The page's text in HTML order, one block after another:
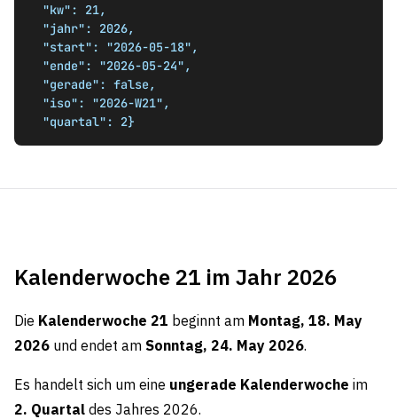
  "quartal": 2}
Kalenderwoche 21 im Jahr 2026
Die Kalenderwoche 21 beginnt am Montag, 18. May
2026 und endet am Sonntag, 24. May 2026.
Es handelt sich um eine ungerade Kalenderwoche im
2. Quartal des Jahres 2026.